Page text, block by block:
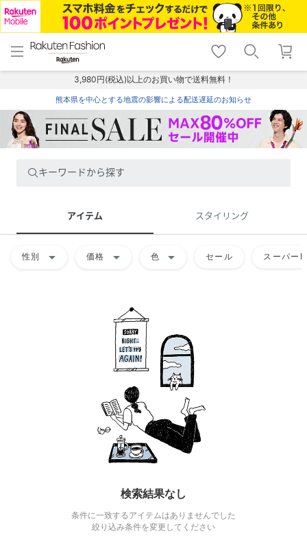
menu home
トップ
shopping_cart lock_outline
ログイン
3,980円(税込)以上のお買い物で送料無料！
熊本県を中心とする地震の影響による配送遅延のお知らせ
キーワードから探す
アイテム スタイリング
性別 arrow_drop_down 価格 arrow_drop_down 色 arrow_drop_down セール スーパー
検索結果なし
条件に一致するアイテムはありませんでした
絞り込み条件を変更してください